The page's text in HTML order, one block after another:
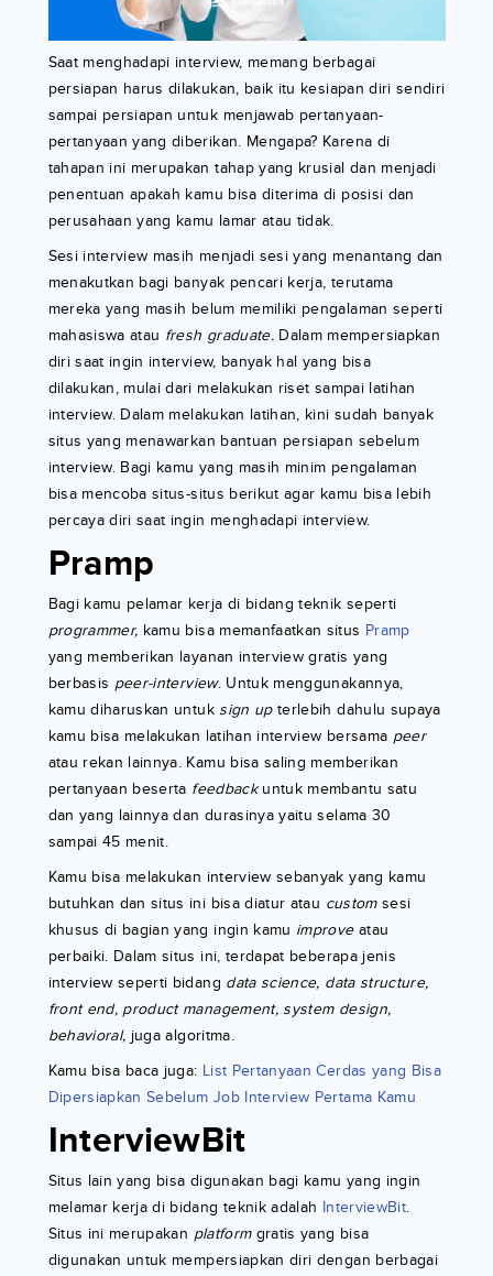
Saat menghadapi interview, memang berbagai
persiapan harus dilakukan, baik itu kesiapan diri sendiri
sampai persiapan untuk menjawab pertanyaan-
pertanyaan yang diberikan. Mengapa? Karena di
tahapan ini merupakan tahap yang krusial dan menjadi
penentuan apakah kamu bisa diterima di posisi dan
perusahaan yang kamu lamar atau tidak.
Sesi interview masih menjadi sesi yang menantang dan
menakutkan bagi banyak pencari kerja, terutama
mereka yang masih belum memiliki pengalaman seperti
mahasiswa atau fresh graduate. Dalam mempersiapkan
diri saat ingin interview, banyak hal yang bisa
dilakukan, mulai dari melakukan riset sampai latihan
interview. Dalam melakukan latihan, kini sudah banyak
situs yang menawarkan bantuan persiapan sebelum
interview. Bagi kamu yang masih minim pengalaman
bisa mencoba situs-situs berikut agar kamu bisa lebih
percaya diri saat ingin menghadapi interview.
Pramp
Bagi kamu pelamar kerja di bidang teknik seperti
programmer, kamu bisa memanfaatkan situs Pramp
yang memberikan layanan interview gratis yang
berbasis peer-interview. Untuk menggunakannya,
kamu diharuskan untuk sign upterlebih dahulu supaya
kamu bisa melakukan latihan interview bersama peer
atau rekan lainnya. Kamu bisa saling memberikan
pertanyaan beserta feedbackuntuk membantu satu
dan yang lainnya dan durasinya yaitu selama 30
sampai 45 menit.
Kamu bisa melakukan interview sebanyak yang kamu
butuhkan dan situs ini bisa diatur atau customsesi
khusus di bagian yang ingin kamu improveatau
perbaiki. Dalam situs ini, terdapat beberapa jenis
interview seperti bidang data science, data structure,
front end, product management, system design,
behavioral, juga algoritma.
Kamu bisa baca juga: List Pertanyaan Cerdas yang Bisa
Dipersiapkan Sebelum Job Interview Pertama Kamu
InterviewBit
Situs lain yang bisa digunakan bagi kamu yang ingin
melamar kerja di bidang teknik adalah InterviewBit.
Situs ini merupakan platformgratis yang bisa
digunakan untuk mempersiapkan diri dengan berbagai